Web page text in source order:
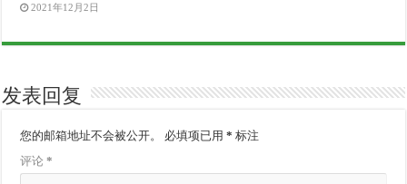
2021年12月2日
发表回复
您的邮箱地址不会被公开。 必填项已用* 标注
评论*